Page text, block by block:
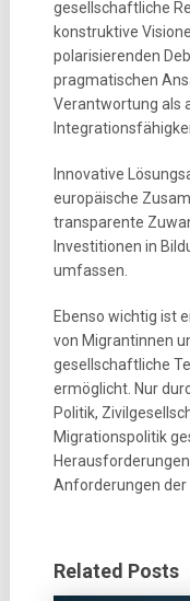
gesellschaftliche
konstruktive
polarisierenden
pragmatischen
Verantwortung als
Innovative
europäische
transparente
Investitionen in
umfassen.
Ebenso wichtig ist
von Migrantinnen
gesellschaftliche
ermöglicht. Nur
Politik,
Migrationspolitik
Anforderungen der
Related Posts